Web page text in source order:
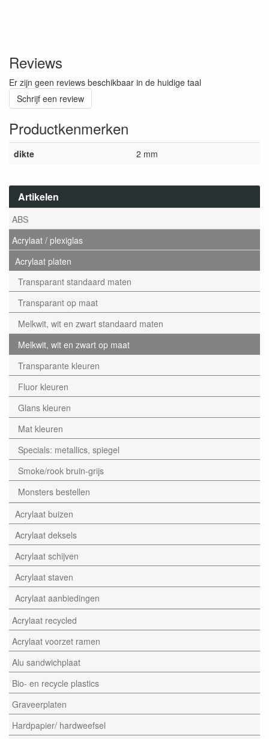
Artikelen
ABS
Acrylaat / plexiglas
Acrylaat platen
Transparant standaard maten
Transparant op maat
Melkwit, wit en zwart standaard maten
Melkwit, wit en zwart op maat
Transparante kleuren
Fluor kleuren
Glans kleuren
Mat kleuren
Specials: metallics, spiegel
Smoke/rook bruin-grijs
Monsters bestellen
Acrylaat buizen
Acrylaat deksels
Acrylaat schijven
Acrylaat staven
Acrylaat aanbiedingen
Acrylaat recycled
Acrylaat voorzet ramen
Alu sandwichplaat
Bio- en recycle plastics
Graveerplaten
Hardpapier/ hardweefsel
Reviews
Er zijn geen reviews beschikbaar in de huidige taal
Schrijf een review
Productkenmerken
dikte 2 mm